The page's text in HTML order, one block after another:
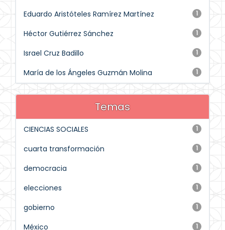
1
Eduardo Aristóteles Ramírez Martínez
1
Héctor Gutiérrez Sánchez
1
Israel Cruz Badillo
1
María de los Ángeles Guzmán Molina
Temas
1
CIENCIAS SOCIALES
1
cuarta transformación
1
democracia
1
elecciones
1
gobierno
1
México